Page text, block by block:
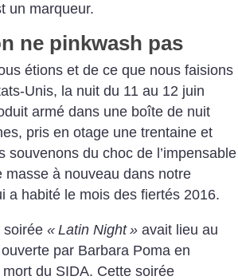
un marqueur.
ne pinkwash pas
étions et de ce que nous faisions
Unis, la nuit du 11 au 12 juin
armé dans une boîte de nuit
pris en otage une trentaine et
souvenons du choc de l’impensable
à nouveau dans notre
a habité le mois des fiertés 2016.
soirée « Latin Night » avait lieu au
par Barbara Poma en
du SIDA. Cette soirée